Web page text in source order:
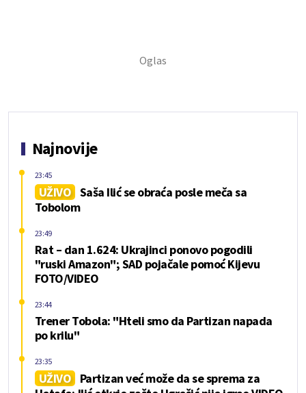
Najnovije
UŽIVO Saša Ilić se obraća posle meča sa
Tobolom
23:45
Rat – dan 1.624: Ukrajinci ponovo pogodili
"ruski Amazon"; SAD pojačale pomoć Kijevu
FOTO/VIDEO
23:49
Trener Tobola: "Hteli smo da Partizan napada
po krilu"
23:44
UŽIVO
Partizan već može da se sprema za
23:35